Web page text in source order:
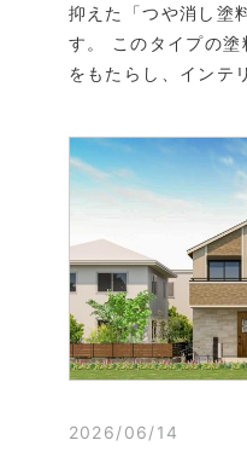
抑えた「つや消し塗
す。 このタイプの
をもたらし、インテ
2026/06/14